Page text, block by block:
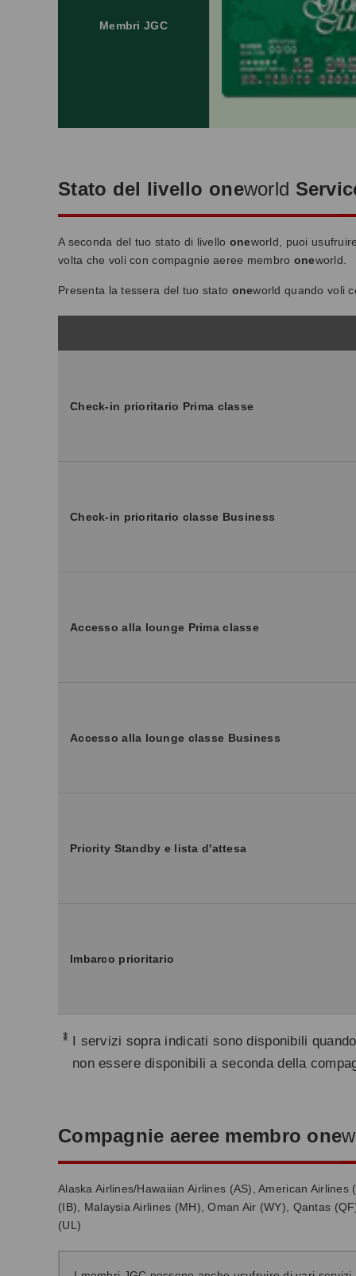
Membri JGC
Stato del livello oneworld
A seconda del tuo stato di livello oneworld, puoi
volta che voli con compagnie aeree membro oneworld.
Presenta la tessera del tuo stato oneworld quando voli
Check-in prioritario Prima classe
Check-in prioritario classe Business
Accesso alla lounge Prima classe
Accesso alla lounge classe Business
Priority Standby e lista d'attesa
Imbarco prioritario
* I servizi sopra indicati sono disponibili
non essere disponibili a seconda della
Compagnie aeree membro one
Alaska Airlines/Hawaiian Airlines (AS), American
(IB), Malaysia Airlines (MH), Oman Air (WY), Qantas
(UL)